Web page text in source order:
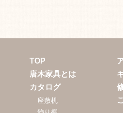
TOP
唐木家具とは
カタログ
座敷机